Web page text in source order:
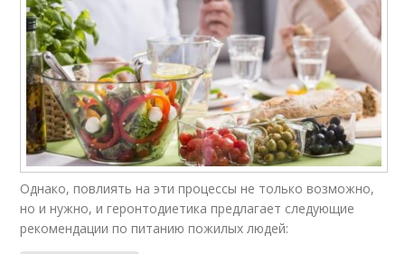
Однако, повлиять на эти процессы не только возможно,
но и нужно, и геронтодиетика предлагает следующие
рекомендации по питанию пожилых людей: